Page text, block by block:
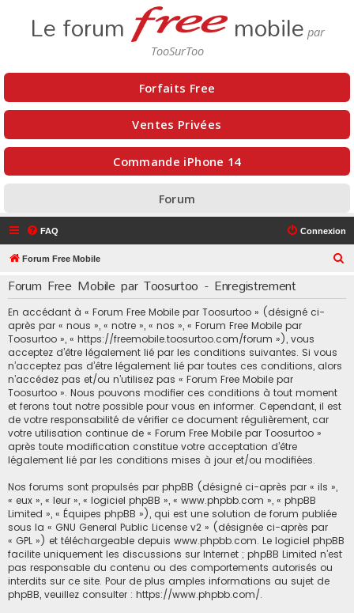
Le forum mobile
Forfaits Free
Ventes Privées
Commande iPhone 14
Forum
FAQ Connexion
Forum Free Mobile
Forum Free Mobile par Toosurtoo - Enregistrement
En accédant à « Forum Free Mobile par Toosurtoo » (désigné ci-
après par « nous », « notre », « nos », « Forum Free Mobile par
Toosurtoo », « https://freemobile.toosurtoo.com/forum »), vous
acceptez d’être légalement lié par les conditions suivantes. Si vous
n’acceptez pas d’être légalement lié par toutes ces conditions, alors
n’accédez pas et/ou n’utilisez pas « Forum Free Mobile par
Toosurtoo ». Nous pouvons modifier ces conditions à tout moment
et ferons tout notre possible pour vous en informer. Cependant, il est
de votre responsabilité de vérifier ce document régulièrement, car
votre utilisation continue de « Forum Free Mobile par Toosurtoo »
après toute modification constitue votre acceptation d’être
légalement lié par les conditions mises à jour et/ou modifiées.
Nos forums sont propulsés par phpBB (désigné ci-après par « ils »,
« eux », « leur », « logiciel phpBB », « www.phpbb.com », « phpBB
Limited », « Équipes phpBB »), qui est une solution de forum publiée
sous la « GNU General Public License v2 » (désignée ci-après par
« GPL ») et téléchargeable depuis www.phpbb.com. Le logiciel phpBB
facilite uniquement les discussions sur Internet ; phpBB Limited n’est
pas responsable du contenu ou des comportements autorisés ou
interdits sur ce site. Pour de plus amples informations au sujet de
phpBB, veuillez consulter : https://www.phpbb.com/.